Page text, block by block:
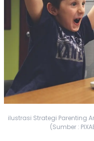
ilustrasi Strategi Parenting
(Sumber :